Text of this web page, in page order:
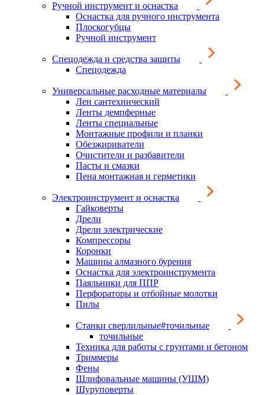
Ручной инструмент и оснастка
Оснастка для ручного инструмента
Плоскогубцы
Ручной инструмент
Спецодежда и средства защиты
Спецодежда
Универсальные расходные материалы
Лен сантехнический
Ленты демпферные
Ленты специальные
Монтажные профили и планки
Обезжириватели
Очистители и разбавители
Пасты и смазки
Пена монтажная и герметики
Электроинструмент и оснастка
Гайковерты
Дрели
Дрели электрические
Компрессоры
Коронки
Машины алмазного бурения
Оснастка для электроинструмента
Паяльники для ППР
Перфораторы и отбойные молотки
Пилы
Станки сверлильные#точильные
точильные
Техника для работы с грунтами и бетоном
Триммеры
Фены
Шлифовальные машины (УШМ)
Шуруповерты